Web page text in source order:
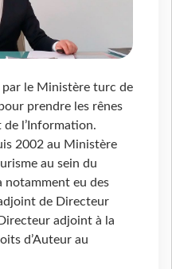
par le Ministère turc de
prendre les rênes
l’Information.
2002 au Ministère
au sein du
notamment eu des
de Directeur
adjoint à la
d’Auteur au